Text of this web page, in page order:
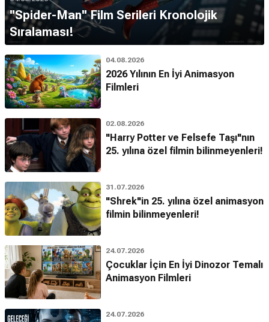
''Spider-Man'' Film Serileri Kronolojik
Sıralaması!
04.08.2026
2026 Yılının En İyi Animasyon
Filmleri
02.08.2026
"Harry Potter ve Felsefe Taşı"nın
25. yılına özel filmin bilinmeyenleri!
31.07.2026
"Shrek"in 25. yılına özel animasyon
filmin bilinmeyenleri!
24.07.2026
Çocuklar İçin En İyi Dinozor Temalı
Animasyon Filmleri
24.07.2026